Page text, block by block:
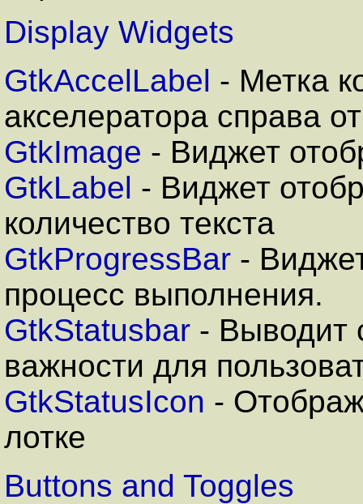
Display Widgets
GtkAccelLabel - Метка
акселератора справа
GtkImage - Виджет
GtkLabel - Виджет
количество текста
GtkProgressBar -
процесс выполнения.
GtkStatusbar - Выводит
важности для
GtkStatusIcon -
лотке
Buttons and Toggles